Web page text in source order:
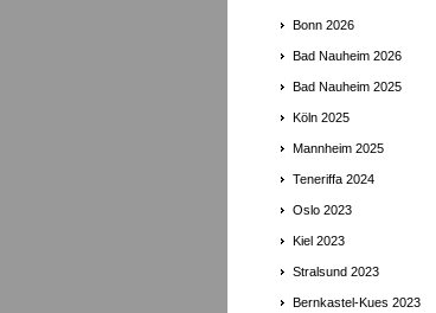
Bonn 2026
Bad Nauheim 2026
Bad Nauheim 2025
Köln 2025
Mannheim 2025
Teneriffa 2024
Oslo 2023
Kiel 2023
Stralsund 2023
Bernkastel-Kues 2023